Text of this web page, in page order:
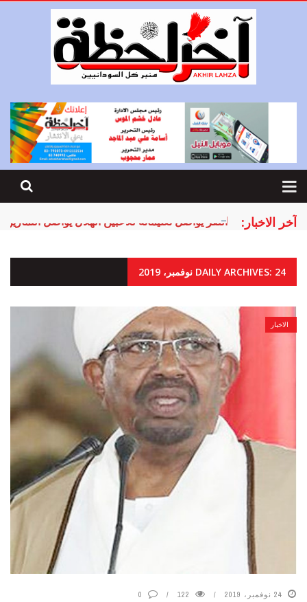
آخر الاخبار: النقر يواصل تعليماته للاعبين الهلال يواصل
DAILY ARCHIVES: 24 نوفمبر، 2019
الاخبار
24 نوفمبر، 2019 122
0